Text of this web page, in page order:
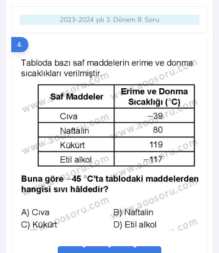
2023-2024 yılı 3. Dönem 8. Soru
4.